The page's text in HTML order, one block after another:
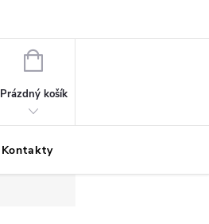
NÁKUPNÍ
Prázdný košík
Kontakty